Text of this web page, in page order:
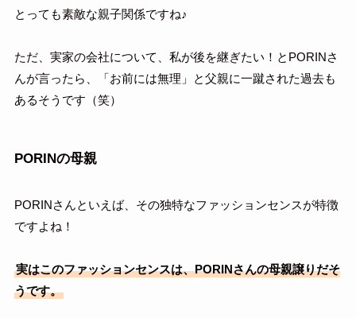
とっても素敵な親子関係ですね♪
ただ、実家の会社について、私が後を継ぎたい！とPORINさ
んが言ったら、「お前には無理」と父親に一蹴された過去も
あるそうです（笑）
PORINの母親
PORINさんといえば、その独特なファッションセンスが特徴
ですよね！
実はこのファッションセンスは、PORINさんの母親譲りだそ
うです。